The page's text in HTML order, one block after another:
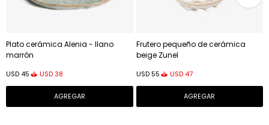
Plato cerámica Alenia - llano
marrón
USD 45 USD38
Frutero pequeño de cerámica
beige Zunel
USD 55 USD 47